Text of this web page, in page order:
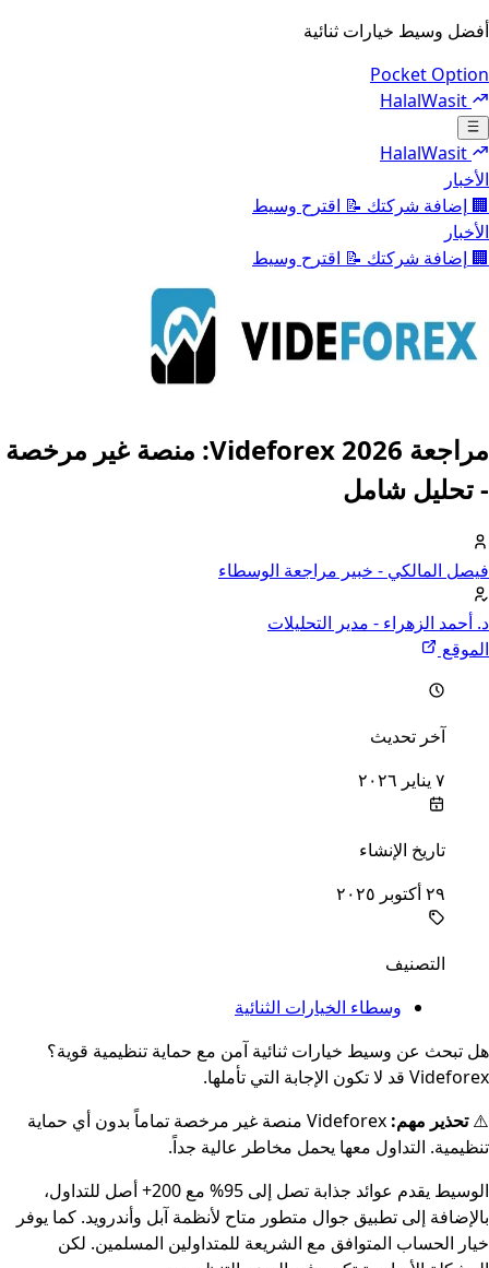
أفضل وسيط خيارات ثنائية
Pocket Option
HalalWasit
Toggle navigation menu
HalalWasit
الأخبار
🏢 إضافة شركتك 📝 اقترح وسيط
الأخبار
🏢 إضافة شركتك 📝 اقترح وسيط
مراجعة Videforex 2026: منصة غير مرخصة
- تحليل شامل
فيصل المالكي - خبير مراجعة الوسطاء
د. أحمد الزهراء - مدير التحليلات
الموقع
آخر تحديث
آخر تحديث
٧ يناير ٢٠٢٦
تاريخ الإنشاء
تاريخ الإنشاء
٢٩ أكتوبر ٢٠٢٥
التصنيف
التصنيف
وسطاء الخيارات الثنائية
هل تبحث عن وسيط خيارات ثنائية آمن مع حماية تنظيمية قوية؟
Videforex قد لا تكون الإجابة التي تأملها.
⚠️تحذير مهم:
Videforex منصة غير مرخصة تماماً بدون أي حماية
تنظيمية. التداول معها يحمل مخاطر عالية جداً.
الوسيط يقدم عوائد جذابة تصل إلى 95% مع 200+ أصل للتداول،
بالإضافة إلى تطبيق جوال متطور متاح لأنظمة آبل وأندرويد. كما يوفر
خيار الحساب المتوافق مع الشريعة للمتداولين المسلمين. لكن